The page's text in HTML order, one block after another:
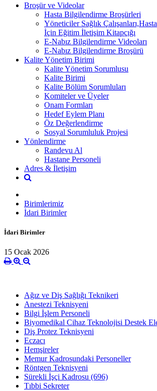
Broşür ve Videolar
Hasta Bilgilendirme Broşürleri
Yöneticiler Sağlık
İçin Eğitim İletişim Kitapçığı
E-Nabız Bilgilendirme Videoları
E-Nabız Bilgilendirme Broşürü
Kalite Yönetim Birimi
Kalite Yönetim Sorumlusu
Kalite Birimi
Kalite Bölüm Sorumluları
Komiteler ve Üyeler
Onam Formları
Hedef Eylem Planı
Öz Değerlendirme
Sosyal Sorumluluk Projesi
Yönlendirme
Randevu Al
Hastane Personeli
Adres & İletişim
Birimlerimiz
İdari Birimler
İdari Birimler
15 Ocak 2026
Ağız ve Diş Sağlığı Teknikeri
Anestezi Teknisyeni
Bilgi İşlem Personeli
Biyomedikal Cihaz Teknolojisi Destek
Diş Protez Teknisyeni
Eczacı
Hemşireler
Memur Kadrosundaki Personeller
Röntgen Teknisyeni
Sürekli İşçi Kadrosu (696)
Tıbbi Sekreter